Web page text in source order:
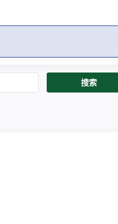
搜索